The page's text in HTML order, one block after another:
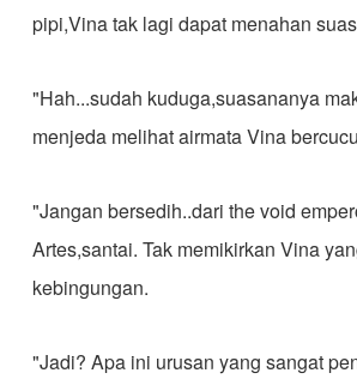
pipi,Vina tak lagi dapat menahan
"Hah...sudah kuduga,suasananya
menjeda melihat airmata Vina
"Jangan bersedih..dari the void
Artes,santai. Tak memikirkan Vina
kebingungan.
"Jadi? Apa ini urusan yang sangat